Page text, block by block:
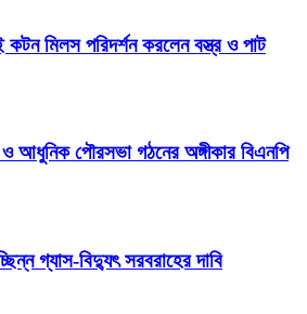
কটন মিলস পরিদর্শন করলেন বস্ত্র ও পাট
আধুনিক পৌরসভা গঠনের অঙ্গীকার বিএনপি
গ্যাস-বিদ্যুৎ সরবরাহের দাবি